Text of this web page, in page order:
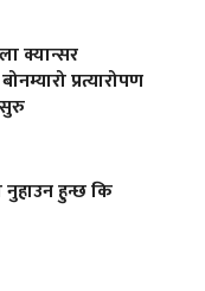
क्यान्सर
प्रत्यारोपण
हुन्छ कि